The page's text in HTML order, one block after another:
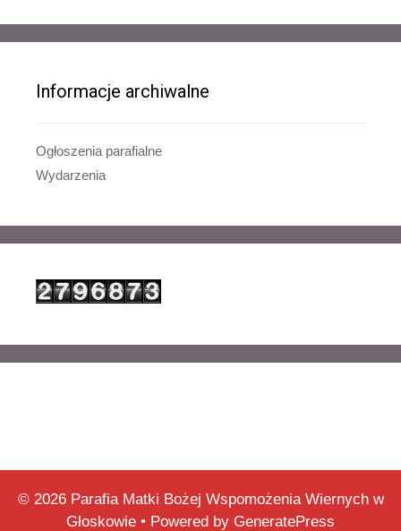
Informacje archiwalne
Ogłoszenia parafialne
Wydarzenia
© 2026 Parafia Matki Bożej Wspomożenia Wiernych w
Głoskowie • Powered by GeneratePress